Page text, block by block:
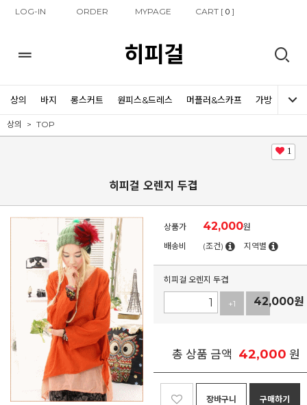
LOG-IN ORDER MYPAGE CART [0 ]
히피걸
상의 바지 롱스커트 원피스&드레스 머플러&스카프 가방 신발
상의 TOP
1
히피걸 오렌지 두겹
상품가 42,000원
배송비
(조건) 지역별
히피걸 오렌지 두겹
+1 -1
42,000원
총 상품 금액 42,000 원
장바구니 구매하기